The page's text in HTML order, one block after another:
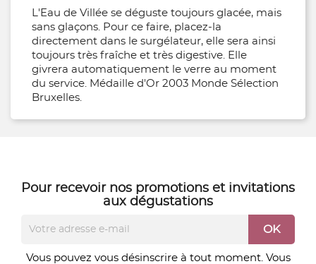
L'Eau de Villée se déguste toujours glacée, mais
sans glaçons. Pour ce faire, placez-la
directement dans le surgélateur, elle sera ainsi
toujours très fraîche et très digestive. Elle
givrera automatiquement le verre au moment
du service. Médaille d'Or 2003 Monde Sélection
Bruxelles.
Pour recevoir nos promotions et invitations
aux dégustations
Vous pouvez vous désinscrire à tout moment. Vous